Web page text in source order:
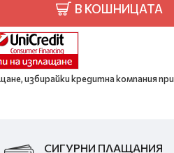
В КОШНИЦАТА
избирайки кредитна компания при
СИГУРНИ ПЛАЩАНИЯ